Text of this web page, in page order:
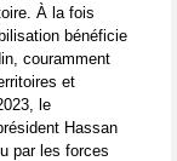
À la fois
bénéficie
couramment
et
le
Hassan
par les forces